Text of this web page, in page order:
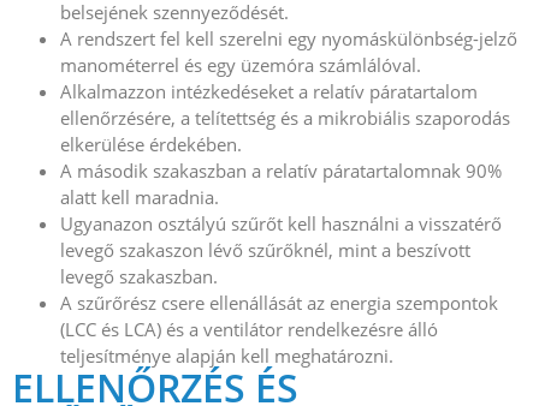
belsejének szennyeződését.
A rendszert fel kell szerelni egy nyomáskülönbség-jelző
manométerrel és egy üzemóra számlálóval.
Alkalmazzon intézkedéseket a relatív páratartalom
ellenőrzésére, a telítettség és a mikrobiális szaporodás
elkerülése érdekében.
A második szakaszban a relatív páratartalomnak 90%
alatt kell maradnia.
Ugyanazon osztályú szűrőt kell használni a visszatérő
levegő szakaszon lévő szűrőknél, mint a beszívott
levegő szakaszban.
A szűrőrész csere ellenállását az energia szempontok
(LCC és LCA) és a ventilátor rendelkezésre álló
teljesítménye alapján kell meghatározni.
ELLENŐRZÉS ÉS